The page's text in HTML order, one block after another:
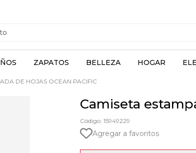
ZAPATOS BELLEZA HOGAR
DE HOJAS OCEAN PACIFIC
Camiseta
Código: 15949229
Agregar a favoritos